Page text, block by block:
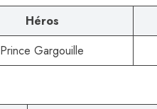
Héros
Prince Gargouille